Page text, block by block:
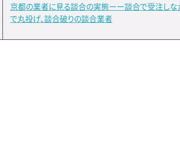
京都の業者に見る談合の実態ーー談合で受注し
で丸投げ、談合破りの談合業者